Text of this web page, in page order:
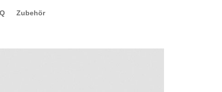
Zubehör